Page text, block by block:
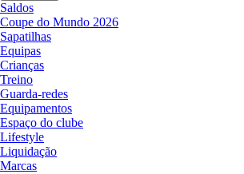
Saldos
Coupe do Mundo 2026
Sapatilhas
Equipas
Crianças
Treino
Guarda-redes
Equipamentos
Espaço do clube
Lifestyle
Liquidação
Marcas